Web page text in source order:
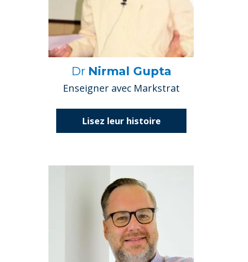
Dr Nirmal Gupta
Enseigner avec Markstrat
Lisez leur histoire